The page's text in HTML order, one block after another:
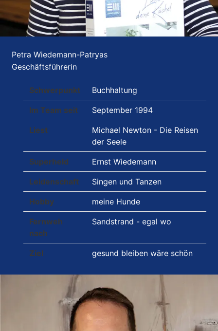
Petra Wiedemann-Patryas
Geschäftsführerin
Schwerpunkt Buchhaltung
Im Team seit September 1994
Liest
Michael Newton - Die Reisen
der Seele
Superheld Ernst Wiedemann
Leidenschaft Singen und Tanzen
Hobby meine Hunde
Fernweh
nach
Sandstrand - egal wo
Ziel gesund bleiben wäre schön